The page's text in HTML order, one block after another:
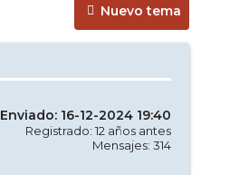
Nuevo tema
Enviado: 16-12-2024 19:40
Registrado: 12 años antes
Mensajes: 314